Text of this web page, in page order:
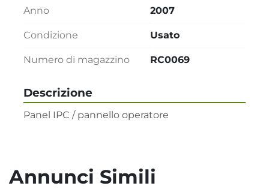
Descrizione
Panel IPC / pannello operatore
Anno 2007
Condizione Usato
Numero di magazzino RC0069
Annunci Simili